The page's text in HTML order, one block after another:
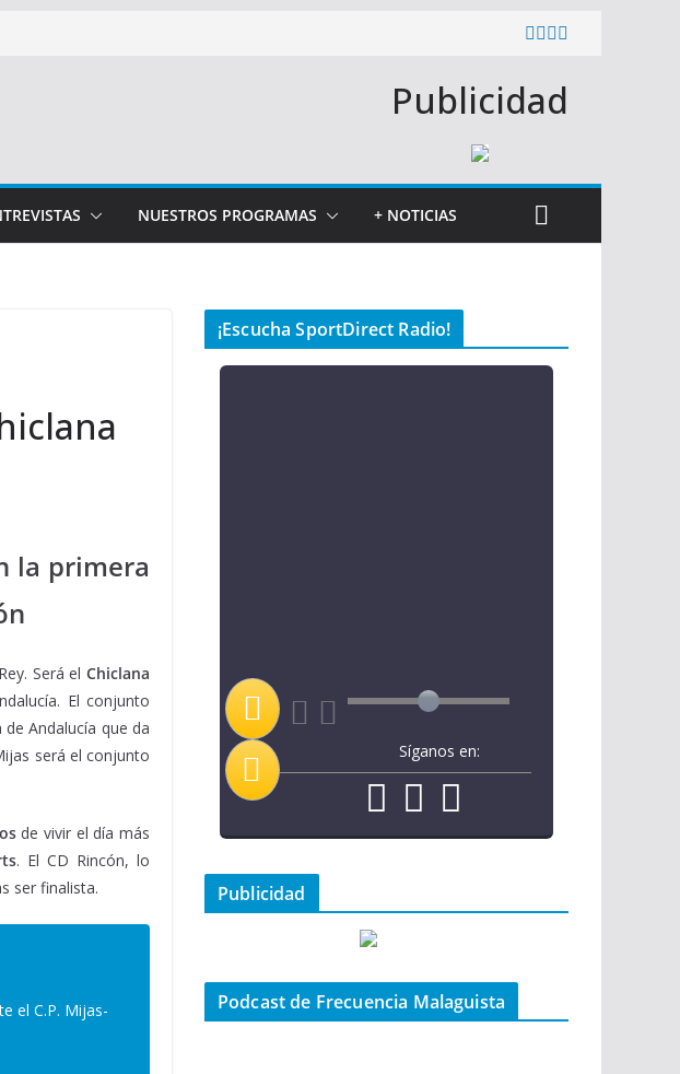
Publicidad
NUESTROS PROGRAMAS + NOTICIAS
la primera
Será el Chiclana
El conjunto
Andalucía que da
será el conjunto
de vivir el día más
. El CD Rincón, lo
ser finalista.
el C.P. Mijas-
¡Escucha SportDirect Radio!
Síganos en:
Publicidad
Podcast de Frecuencia Malaguista